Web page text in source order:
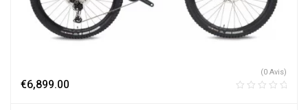
€6,899.00
(0 Avis)